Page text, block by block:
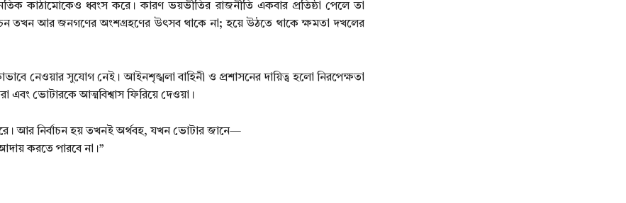
কাঠামোকেও ধ্বংস করে। কারণ ভয়ভীতির রাজনীতি একবার প্রতিষ্ঠা পেলে তা
তখন আর জনগণের অংশগ্রহণের উৎসব থাকে না; হয়ে উঠতে থাকে ক্ষমতা দখলের
নেওয়ার সুযোগ নেই। আইনশৃঙ্খলা বাহিনী ও প্রশাসনের দায়িত্ব হলো নিরপেক্ষতা
এবং ভোটারকে আত্মবিশ্বাস ফিরিয়ে দেওয়া।
আর নির্বাচন হয় তখনই অর্থবহ, যখন ভোটার জানে—
করতে পারবে না।”